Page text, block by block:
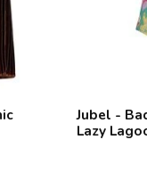
Jubel -
Lazy